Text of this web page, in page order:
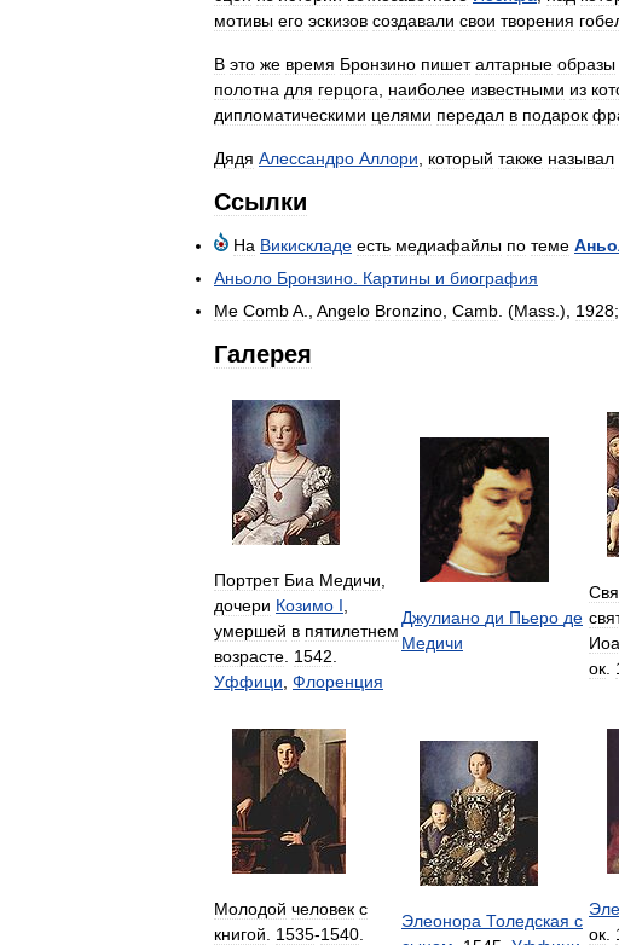
мотивы его эскизов создавали свои творения
В это же время Бронзино пишет алтарные образы
полотна для герцога наиболее известными из
дипломатическими целями передал в подарок
Дядя Алессандро Аллори который также называл
Ссылки
На Викискладе есть медиафайлы по теме
Аньоло Бронзино Картины и биография
Me CombA Angelo Bronzino Camb . (Mass .), 1928;
Галерея
Портрет Биа Медичи
дочери Козимо I
умершей в пятилетнем
возрасте 1542
Уффици Флоренция
Джулиано ди Пьеро де
Медичи
ок
Молодой человек с
книгой
1535-1540
Элеонора Толедская с
ок